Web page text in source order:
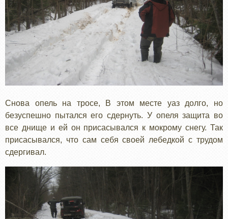
Снова опель на тросе, В этом месте уаз долго, но
безуспешно пытался его сдернуть. У опеля защита во
все днище и ей он присасывался к мокрому снегу. Так
присасывался, что сам себя своей лебедкой с трудом
сдергивал.